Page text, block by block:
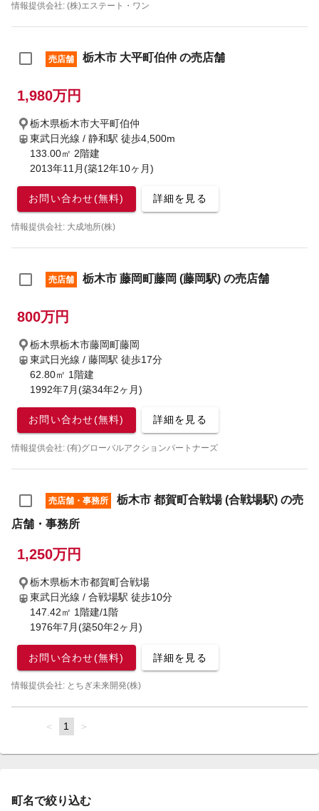
情報提供会社: (株)エステート・ワン
売店舗 栃木市 大平町伯仲 の売店舗
1,980万円
栃木県栃木市大平町伯仲
東武日光線 / 静和駅 徒歩4,500m
133.00㎡ 2階建
2013年11月(築12年10ヶ月)
お問い合わせ(無料) 詳細を見る
情報提供会社: 大成地所(株)
売店舗 栃木市 藤岡町藤岡 (藤岡駅) の売店舗
800万円
栃木県栃木市藤岡町藤岡
東武日光線 / 藤岡駅 徒歩17分
62.80㎡ 1階建
1992年7月(築34年2ヶ月)
お問い合わせ(無料) 詳細を見る
情報提供会社: (有)グローバルアクションパートナーズ
売店舗・事務所
栃木市 都賀町合戦場 (合戦場駅) の売
店舗・事務所
1,250万円
栃木県栃木市都賀町合戦場
東武日光線 / 合戦場駅 徒歩10分
147.42㎡ 1階建/1階
1976年7月(築50年2ヶ月)
お問い合わせ(無料) 詳細を見る
情報提供会社: とちぎ未来開発(株)
page
You're
page
1 page
町名で絞り込む